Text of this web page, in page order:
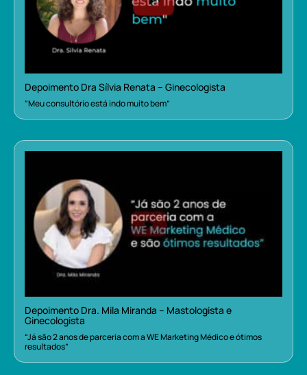
Depoimento Dra Sílvia Renata – Ginecologista
“Meu consultório está indo muito bem”
Depoimento Dra. Mila Miranda – Mastologista e
Ginecologista
“Já são 2 anos de parceria com a WE Marketing Médico e ótimos
resultados”